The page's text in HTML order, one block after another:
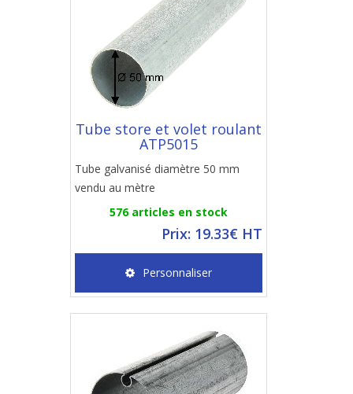
Tube store et volet roulant
ATP5015
Tube galvanisé diamètre 50 mm
vendu au mètre
576 articles en stock
Prix: 19.33€ HT
Personnaliser